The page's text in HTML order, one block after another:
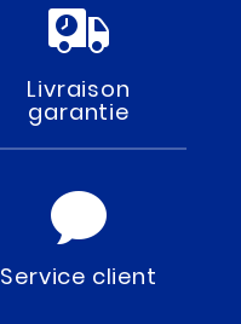
Livraison
garantie
Service client